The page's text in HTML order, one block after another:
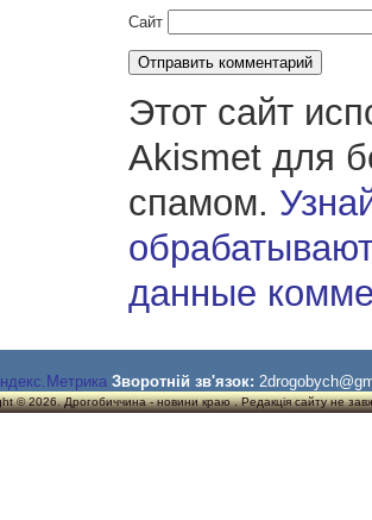
Сайт
Этот сайт
Akismet для
спамом.
данные
Зворотній зв'язок:
© 2026. Дрогобиччина - новини краю . Редакція сайту не